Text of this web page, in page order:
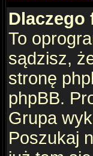
Dlaczego
To
sądzisz,
stronę
phpBB.
Grupa
Poszukaj